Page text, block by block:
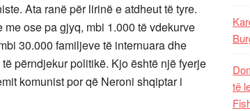
Ata ranë për lirinë e atdheut të tyre.
ose pa gjyq, mbi 1.000 të vdekurve
30.000 familjeve të internuara dhe
përndjekur politikë. Kjo është një fyerje
komunist por që Neroni shqiptar i
të